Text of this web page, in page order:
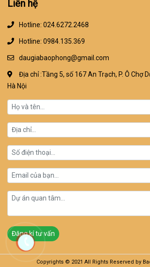
Liên hệ
Hotline: 024.6272.2468
Hotline: 0984.135.369
daugiabaophong@gmail.com
Địa chỉ :Tầng 5, số 167 An Trạch, P. Ô Chợ
Hà Nội
Copyrights © 2021 All Rights Reserved by